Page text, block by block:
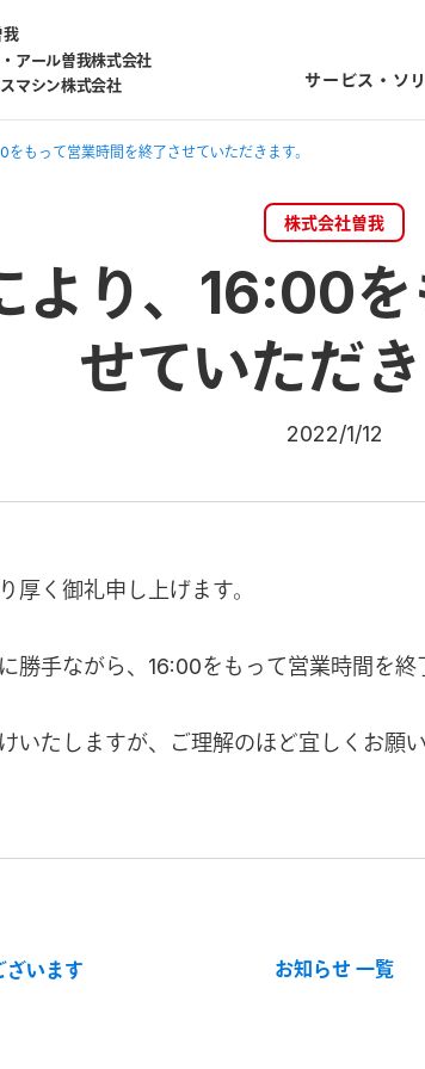
我
アール曽我株式会社
マシン株式会社
サービス・ソ
もって営業時間を終了させていただきます。
株式会社曽我
より、16:00
せていただき
2022/1/12
厚く御礼申し上げます。
勝手ながら、16:00をもって営業時間を終
いたしますが、ご理解のほど宜しくお願い
ざいます お知らせ 一覧